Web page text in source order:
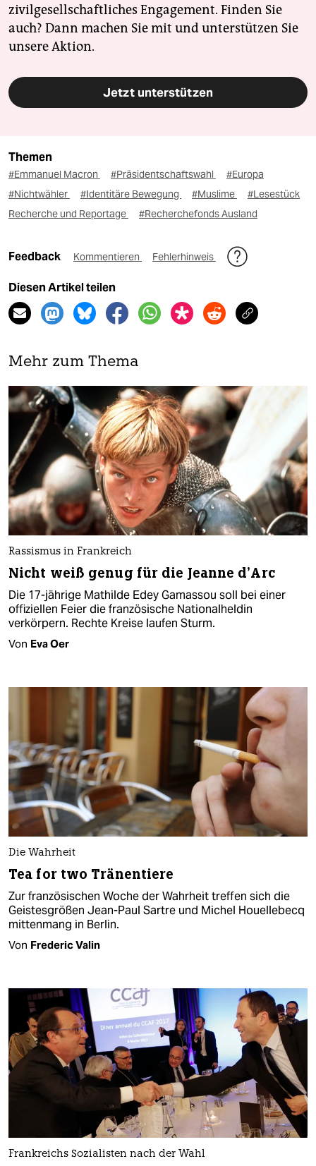
zivilgesellschaftliches Engagement. Finden Sie
auch? Dann machen Sie mit und unterstützen Sie
unsere Aktion.
Jetzt unterstützen
Themen
#Emmanuel Macron #Präsidentschaftswahl
#Europa
#Nichtwähler
#Identitäre Bewegung #Muslime
#Lesestück
Recherche und Reportage
#Recherchefonds Ausland
Feedback Kommentieren Fehlerhinweis
Diesen Artikel teilen
Mehr zum Thema
Rassismus in Frankreich
Nicht weiß genug für die Jeanne d’Arc
Die 17-jährige Mathilde Edey Gamassou soll bei einer
offiziellen Feier die französische Nationalheldin
verkörpern. Rechte Kreise laufen Sturm.
Von Eva Oer
Die Wahrheit
Tea for two Tränentiere
Zur französischen Woche der Wahrheit treffen sich die
Geistesgrößen Jean-Paul Sartre und Michel Houellebecq
mittenmang in Berlin.
Von Frederic Valin
Frankreichs Sozialisten nach der Wahl